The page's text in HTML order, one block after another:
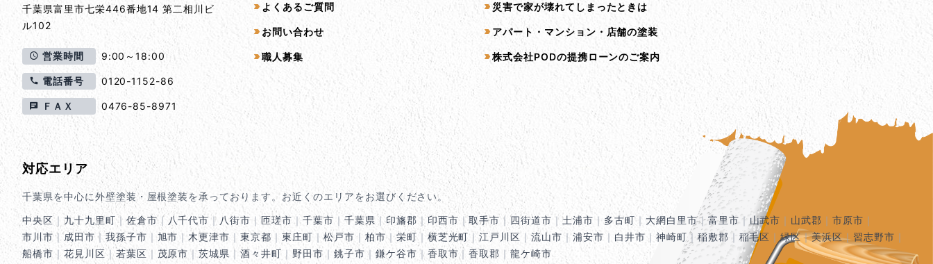
千葉県富里市七栄446番地14 第二相川ビ
ル102
営業時間 9:00～18:00
電話番号 0120-1152-86
ＦＡＸ 0476-85-8971
よくあるご質問
お問い合わせ
職人募集
災害で家が壊れてしまったときは
アパート・マンション・店舗の塗装
株式会社PODの提携ローンのご案内
対応エリア
千葉県を中心に外壁塗装・屋根塗装を承っております。お近くのエリアをお選びください。
中央区 ｜ 九十九里町｜ 佐倉市｜ 八千代市 ｜ 八街市 ｜匝瑳市 ｜千葉市 ｜ 千葉県 ｜印旛郡 ｜ 印西市 ｜取手市 ｜四街道市 ｜土浦市 ｜ 多古町｜ 大網白里市｜富里市 ｜ 山武市 ｜ 山武郡 ｜市原市 ｜
市川市｜成田市｜ 我孫子市 ｜ 旭市 ｜ 木更津市 ｜東京都 ｜東庄町 ｜ 松戸市 ｜ 柏市 ｜栄町 ｜ 横芝光町 ｜江戸川区 ｜流山市 ｜浦安市 ｜ 白井市 ｜ 神崎町 ｜稲敷郡 ｜ 稲毛区 ｜緑区｜美浜区｜ 習志野市 ｜
船橋市 ｜ 花見川区｜ 若葉区 ｜ 茂原市 ｜茨城県 ｜酒々井町 ｜ 野田市 ｜ 銚子市 ｜ 鎌ケ谷市 ｜ 香取市 ｜香取郡 ｜龍ケ崎市